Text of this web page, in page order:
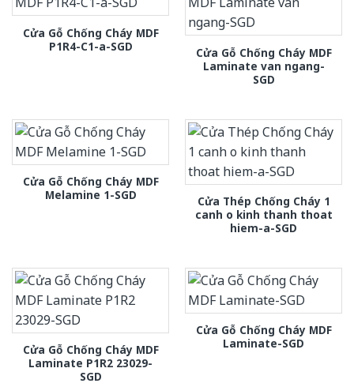
Cửa Gỗ Chống Cháy MDF
P1R4-C1-a-SGD
Cửa Gỗ Chống Cháy MDF
Laminate van ngang-
SGD
Cửa Gỗ Chống Cháy MDF
Melamine 1-SGD
Cửa Thép Chống Cháy 1
canh o kinh thanh thoat
hiem-a-SGD
Cửa Gỗ Chống Cháy MDF
Laminate P1R2 23029-
SGD
Cửa Gỗ Chống Cháy MDF
Laminate-SGD